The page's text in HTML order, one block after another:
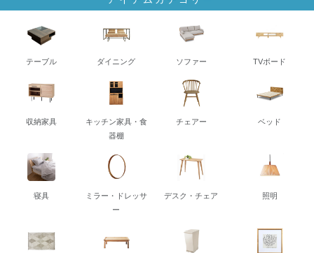
テーブル ダイニング ソファー TVボード
収納家具
キッチン家具・食
器棚
チェアー ベッド
寝具
ミラー・ドレッサ
ー
デスク・チェア 照明